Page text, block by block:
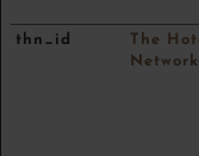
thn_id
The
Network